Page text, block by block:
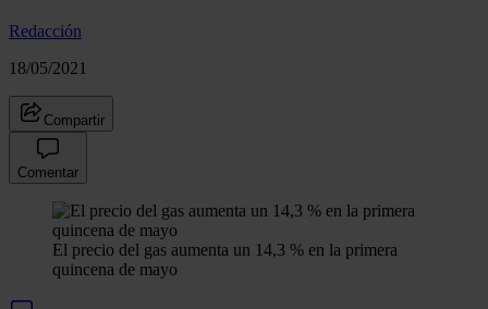
Redacción
18/05/2021
Compartir
Comentar
El precio del gas aumenta un 14,3 % en la primera
quincena de mayo